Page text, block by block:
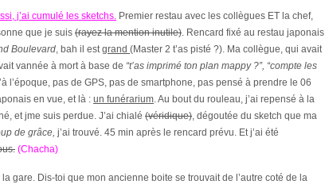
j’ai cumulé les sketchs. Premier restau avec les collègues ET la chef,
que je suis (rayez la mention inutile). Rencard fixé au restau japonais
Boulevard, bah il estgrand (Master 2 t’as pisté ?). Ma collègue, qui avait
vannée à mort à base de “t’as imprimé ton plan mappy ?”, “compte les
l’époque, pas de GPS, pas de smartphone, pas pensé à prendre le 06
en vue, et là : un funérarium. Au bout du rouleau, j’ai repensé à la
et jme suis perdue. J’ai chialé (véridique), dégoutée du sketch que ma
de grâce, j’ai trouvé. 45 min après le rencard prévu. Et j’ai été
(Chacha)
gare. Dis-toi que mon ancienne boite se trouvait de l’autre coté de la